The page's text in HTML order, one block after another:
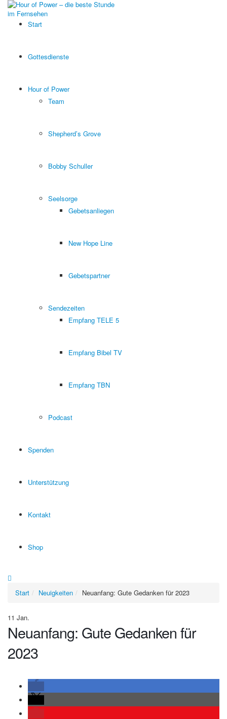
Start
Gottesdienste
Hour of Power
Team
Shepherd’s Grove
Bobby Schuller
Seelsorge
Gebetsanliegen
New Hope Line
Gebetspartner
Sendezeiten
Empfang TELE 5
Empfang Bibel TV
Empfang TBN
Podcast
Spenden
Unterstützung
Kontakt
Shop
Start Neuigkeiten Neuanfang: Gute Gedanken für 2023
11 Jan.
Neuanfang: Gute Gedanken für
2023